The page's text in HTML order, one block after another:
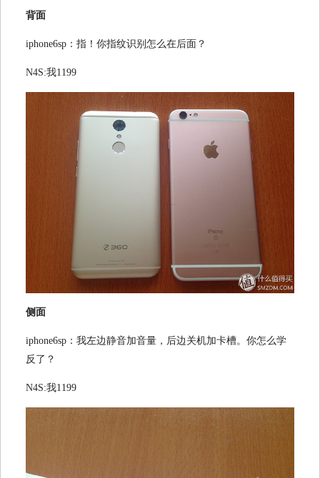
背面
iphone6sp：指！你指纹识别怎么在后面？
N4S:我1199
侧面
iphone6sp：我左边静音加音量，后边关机加卡槽。你怎么学
反了？
N4S:我1199